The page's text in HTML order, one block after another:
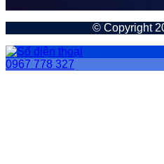
© Copyright
0967 778 327